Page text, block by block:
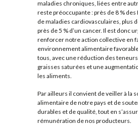
maladies chroniques, liées entre
reste préoccupante : près de 8 %
de maladies cardiovasculaires, plus
près de 5 % d’un cancer. Il est donc
renforcer notre action collective en
environnement alimentaire
tous, avec une réduction des teneurs
graisses saturées et une
les aliments.
Par ailleurs il convient de veiller à la
alimentaire de notre pays et de
durables et de qualité, tout en
rémunération de nos producteurs.